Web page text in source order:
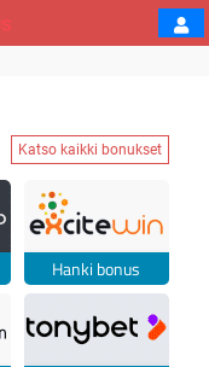
Katso kaikki bonukset
Hanki bonus